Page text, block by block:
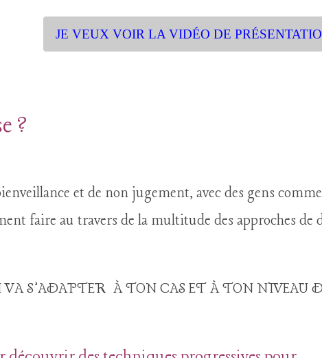
JE VEUX VOIR LA VIDÉO DE
?
et de non jugement, avec des gens
faire au travers de la multitude des approches de
S’ADAPTER À TON CAS ET À TON NIVEAU